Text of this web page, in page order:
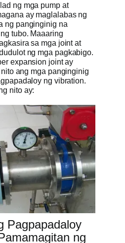
ng mga pump at
ay maglalabas ng
ng panginginig na
tubo. Maaaring
sa mga joint at
ng mga pagkabigo.
expansion joint ay
ang mga panginginig
ng vibration.
nito ay:
Pagpapadaloy
ng